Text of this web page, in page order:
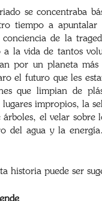
se concentraba
tiempo a
de la
a la vida de tantos
por un planeta
el futuro que les
que limpian de
impropios, la
el velar sobre
del agua y la
historia puede ser